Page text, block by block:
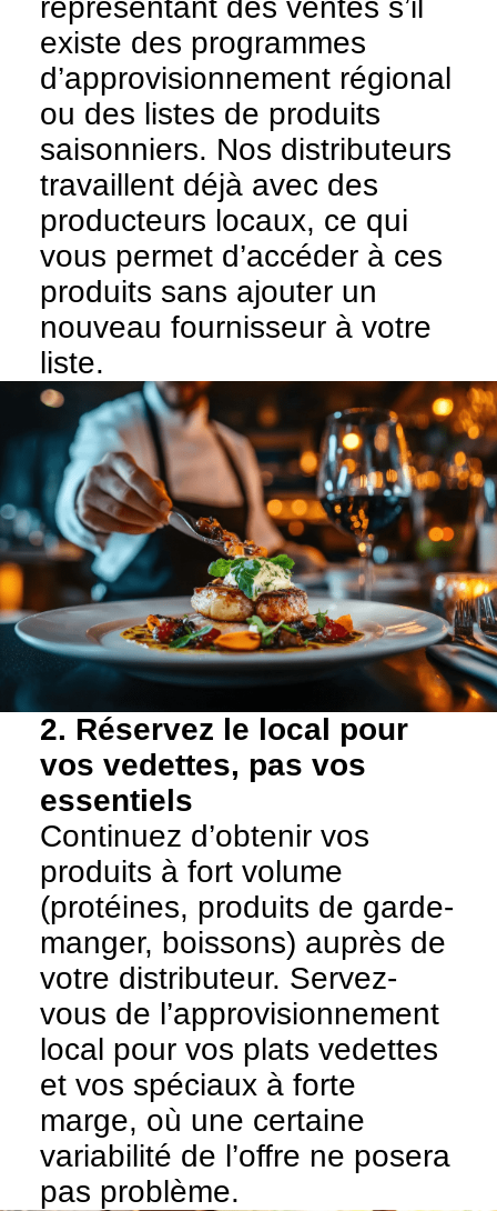
représentant des ventes s’il
existe des programmes
d’approvisionnement régional
ou des listes de produits
saisonniers. Nos distributeurs
travaillent déjà avec des
producteurs locaux, ce qui
vous permet d’accéder à ces
produits sans ajouter un
nouveau fournisseur à votre
liste.
2. Réservez le local pour
vos vedettes, pas vos
essentiels
Continuez d’obtenir vos
produits à fort volume
(protéines, produits de garde-
manger, boissons) auprès de
votre distributeur. Servez-
vous de l’approvisionnement
local pour vos plats vedettes
et vos spéciaux à forte
marge, où une certaine
variabilité de l’offre ne posera
pas problème.